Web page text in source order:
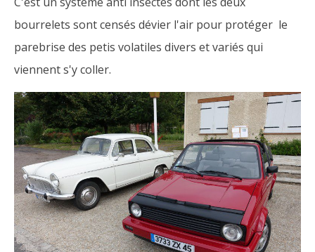
bourrelets sont censés dévier l'air pour protéger le
parebrise des petis volatiles divers et variés qui
viennent s'y coller.